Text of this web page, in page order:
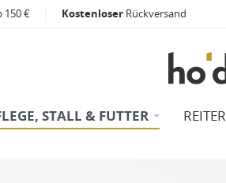
150 € Kostenloser Rückversand
STALL & FUTTER REITER